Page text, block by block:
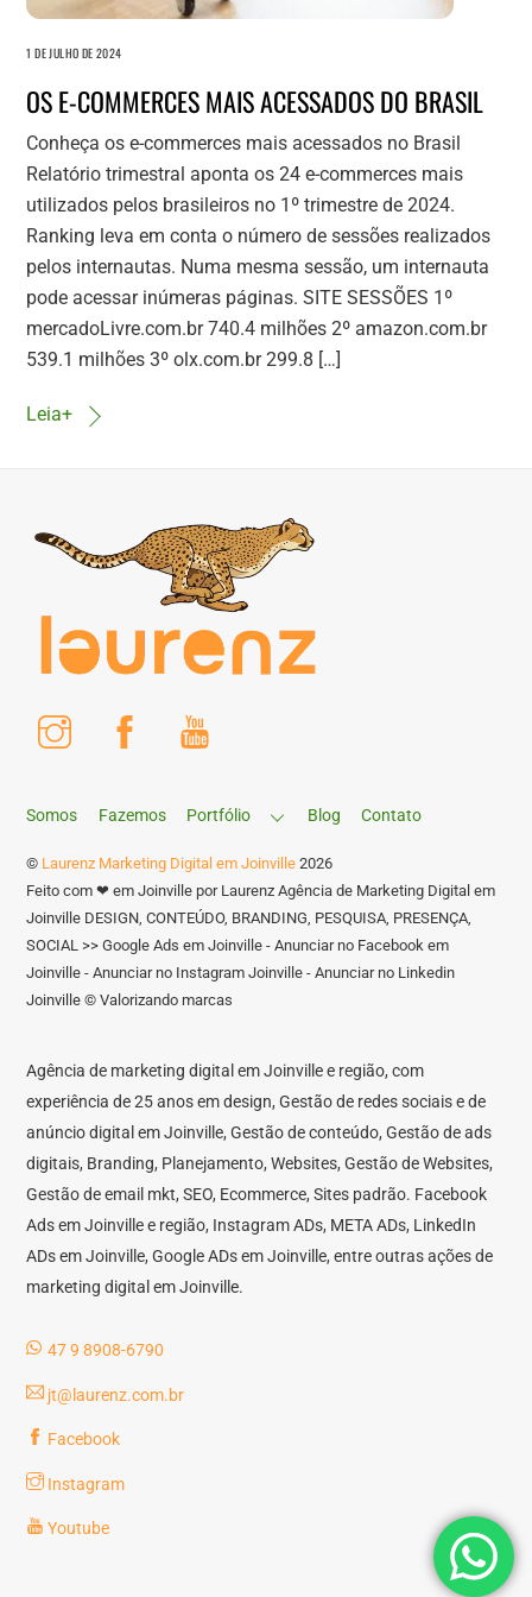
1 DE JULHO DE 2024
OS E-COMMERCES MAIS ACESSADOS DO BRASIL
Conheça os e-commerces mais acessados no Brasil
Relatório trimestral aponta os 24 e-commerces mais
utilizados pelos brasileiros no 1º trimestre de 2024.
Ranking leva em conta o número de sessões realizados
pelos internautas. Numa mesma sessão, um internauta
pode acessar inúmeras páginas. SITE SESSÕES 1º
mercadoLivre.com.br 740.4 milhões 2º amazon.com.br
539.1 milhões 3º olx.com.br 299.8 […]
Leia+
Instagram Facebook
Somos Fazemos Portfólio Blog Contato
© Laurenz Marketing Digital em Joinville 2026
Feito com ❤ em Joinville por Laurenz Agência de Marketing Digital em
Joinville DESIGN, CONTEÚDO, BRANDING, PESQUISA, PRESENÇA,
SOCIAL >> Google Ads em Joinville - Anunciar no Facebook em
Joinville - Anunciar no Instagram Joinville - Anunciar no Linkedin
Joinville © Valorizando marcas
Agência de marketing digital em Joinville e região, com
experiência de 25 anos em design, Gestão de redes sociais e de
anúncio digital em Joinville, Gestão de conteúdo, Gestão de ads
digitais, Branding, Planejamento, Websites, Gestão de Websites,
Gestão de email mkt, SEO, Ecommerce, Sites padrão. Facebook
Ads em Joinville e região, Instagram ADs, META ADs, LinkedIn
ADs em Joinville, Google ADs em Joinville, entre outras ações de
marketing digital em Joinville.
47 9 8908-6790
jt@laurenz.com.br
Facebook
Instagram
Youtube